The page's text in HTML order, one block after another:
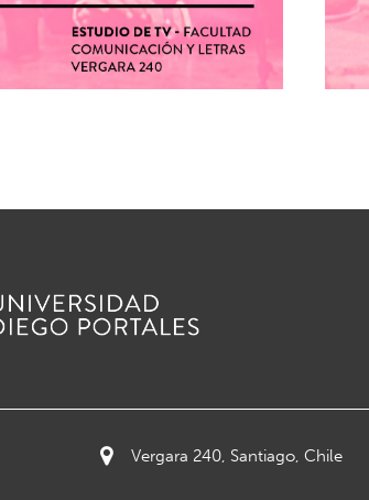
Vergara 240, Santiago, Chile